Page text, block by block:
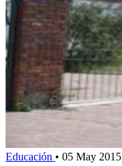
Educación • 05 May 2015